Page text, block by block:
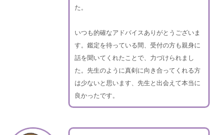
た。
いつも的確なアドバイスありがとうございま
す。鑑定を待っている間、受付の方も親身に
話を聞いてくれたことで、力づけられまし
た。先生のように真剣に向き合ってくれる方
は少ないと思います、先生と出会えて本当に
良かったです。